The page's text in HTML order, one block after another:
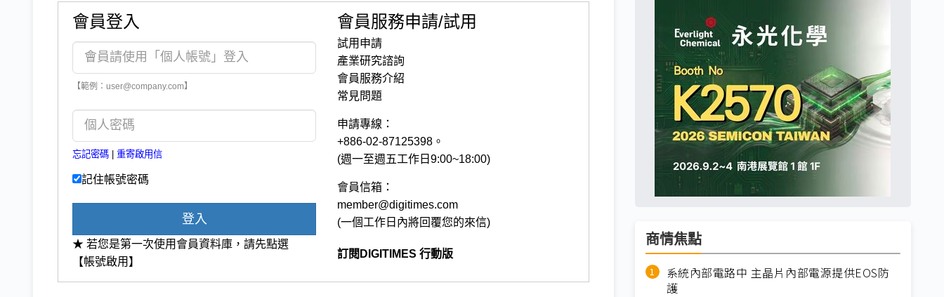
會員登入
【範例：user@company.com】
忘記密碼 重寄啟用信
記住帳號密碼
登入
★ 若您是第一次使用會員資料庫，請先點選
【帳號啟用】
會員服務申請/試用
試用申請
產業研究諮詢
會員服務介紹
常見問題
申請專線：
+886-02-87125398。
(週一至週五工作日9:00~18:00)
會員信箱：
member@digitimes.com
(一個工作日內將回覆您的來信)
訂閱DIGITIMES 行動版
商情焦點
系統內部電路中 主晶片內部電源提供EOS防
護